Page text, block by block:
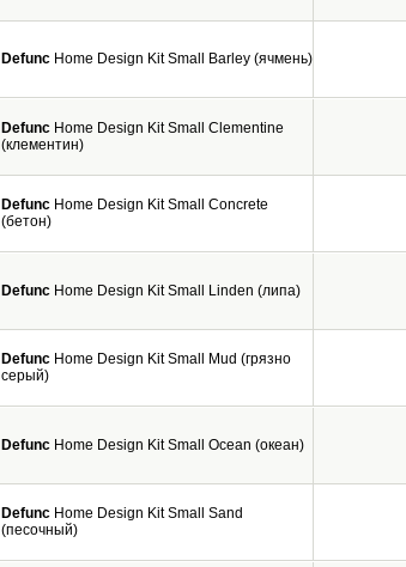
Defunc Home Design Kit Small Barley (ячмень)
Defunc Home Design Kit Small Clementine
(клементин)
Defunc Home Design Kit Small Concrete
(бетон)
Defunc Home Design Kit Small Linden (липа)
Defunc Home Design Kit Small Mud (грязно
серый)
Defunc Home Design Kit Small Ocean (океан)
Defunc Home Design Kit Small Sand
(песочный)